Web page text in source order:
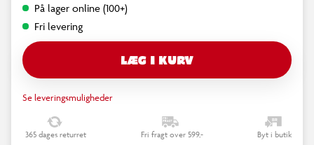
På lager online (100+)
Fri levering
LÆG I KURV
Se leveringsmuligheder
365 dages returret Fri fragt over 599,- Byt i butik